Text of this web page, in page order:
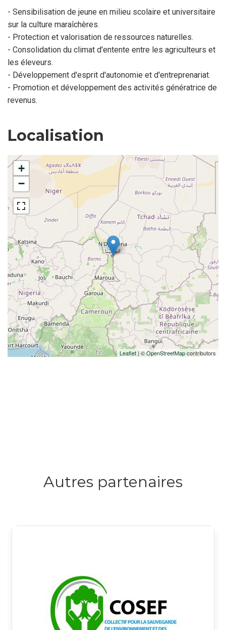
- Sensibilisation de jeune en milieu scolaire et universitaire
sur la culture maraîchères.
- Protection et valorisation de ressources naturelles.
- Consolidation du climat d'entente entre les agriculteurs et
les éleveurs.
- Développement d'esprit d'autonomie et d'entreprenariat.
- Promotion et développement des activités génératrice de
revenus.
Localisation
+
−
Leaflet| ©OpenStreetMapcontributors
Autres partenaires